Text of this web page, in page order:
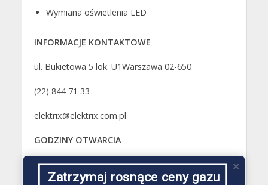
Wymiana oświetlenia LED
INFORMACJE KONTAKTOWE
ul. Bukietowa 5 lok. U1Warszawa 02-650
(22) 844 71 33
elektrix@elektrix.com.pl
GODZINY OTWARCIA
Poniedziałek 08:00 – 17:00
Wtorek 08:00 – 17:00
Zatrzymaj rosnące ceny gazu